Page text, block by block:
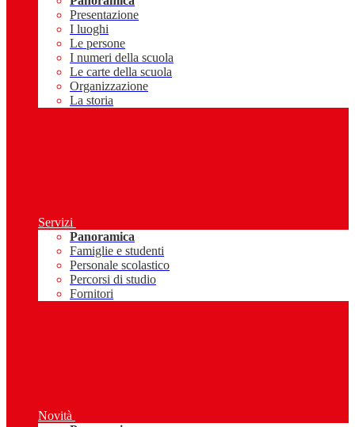
Presentazione
I luoghi
Le persone
I numeri della scuola
Le carte della scuola
Organizzazione
La storia
Servizi
Panoramica
Famiglie e studenti
Personale scolastico
Percorsi di studio
Fornitori
Novità